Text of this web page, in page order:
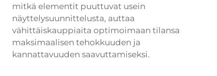
mitkä elementit puuttuvat usein
näyttelysuunnittelusta, auttaa
vähittäiskauppiaita optimoimaan tilansa
maksimaalisen tehokkuuden ja
kannattavuuden saavuttamiseksi.